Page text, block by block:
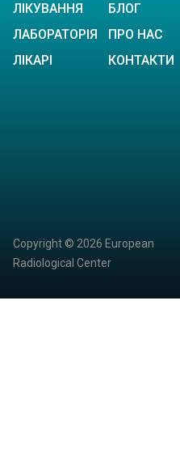
ЛІКУВАННЯ
ЛАБОРАТОРІЯ
ЛІКАРІ
БЛОГ
ПРО НАС
КОНТАКТИ
Copyright © 2026 European
Radiological Center